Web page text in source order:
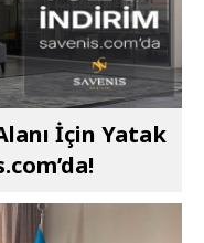
İçin Yatak